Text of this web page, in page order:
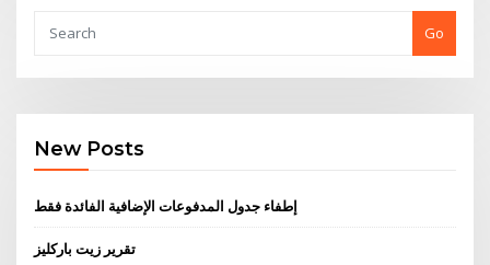
Go
New Posts
إطفاء جدول المدفوعات الإضافية الفائدة فقط
تقرير زيت باركليز